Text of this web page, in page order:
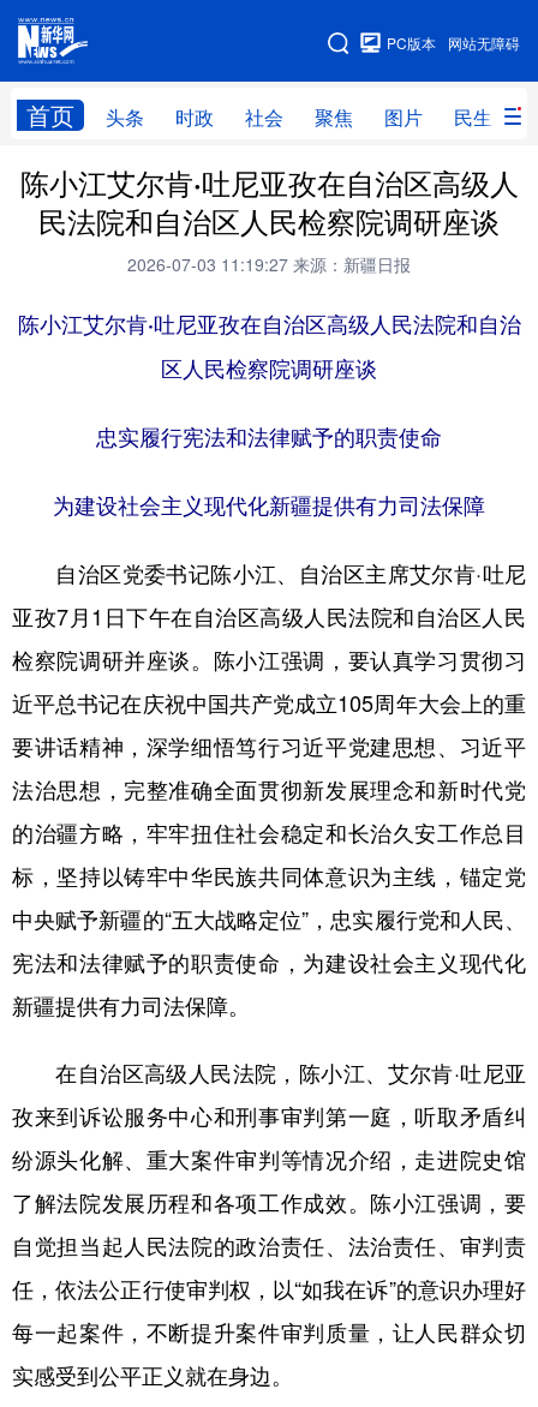
网站无障碍
PC版本
首页 头条 时政 社会 聚焦 图片 民生
网站地图
头条 时政 社会 聚焦
图片 民生 访谈 经济
服务
云游新疆 云端悦读 云看书画 光影新疆
融媒体联播 廉政频道
辽宁 吉林 上海 江苏
浙江 安徽 福建 江西
山东 河南 湖北 湖南
四川 贵州 云南 西藏
陕西 甘肃 青海 宁夏
新疆 内蒙古 黑龙江
多语种频道
English Español
Русский язык 日本語 한국어
Deutsch Português
陈小江艾尔肯·吐尼亚孜在自治区高级人
民法院和自治区人民检察院调研座谈
2026-07-03 11:19:27 来源：新疆日报
陈小江艾尔肯·吐尼亚孜在自治区高级人民法院和自治
区人民检察院调研座谈
忠实履行宪法和法律赋予的职责使命
为建设社会主义现代化新疆提供有力司法保障
自治区党委书记陈小江、自治区主席艾尔肯·吐尼
亚孜7月1日下午在自治区高级人民法院和自治区人民
检察院调研并座谈。陈小江强调，要认真学习贯彻习
近平总书记在庆祝中国共产党成立105周年大会上的重
要讲话精神，深学细悟笃行习近平党建思想、习近平
法治思想，完整准确全面贯彻新发展理念和新时代党
的治疆方略，牢牢扭住社会稳定和长治久安工作总目
标，坚持以铸牢中华民族共同体意识为主线，锚定党
中央赋予新疆的“五大战略定位”，忠实履行党和人民、
宪法和法律赋予的职责使命，为建设社会主义现代化
新疆提供有力司法保障。
在自治区高级人民法院，陈小江、艾尔肯·吐尼亚
孜来到诉讼服务中心和刑事审判第一庭，听取矛盾纠
纷源头化解、重大案件审判等情况介绍，走进院史馆
了解法院发展历程和各项工作成效。陈小江强调，要
自觉担当起人民法院的政治责任、法治责任、审判责
任，依法公正行使审判权，以“如我在诉”的意识办理好
每一起案件，不断提升案件审判质量，让人民群众切
实感受到公平正义就在身边。